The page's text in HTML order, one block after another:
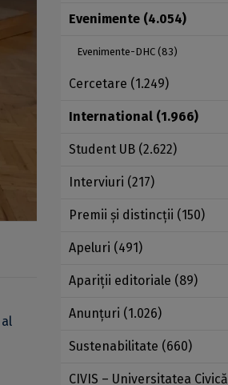
Evenimente (4.054)
Evenimente-DHC (83)
Cercetare (1.249)
International (1.966)
Student UB (2.622)
Interviuri (217)
Premii şi distincţii (150)
Apeluri (491)
Apariţii editoriale (89)
Anunţuri (1.026)
Sustenabilitate (660)
CIVIS – Universitatea Civică